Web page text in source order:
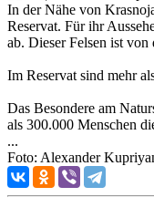
In der Nähe von
Reservat. Für ihr
ab. Dieser Felsen ist
Im Reservat sind mehr
Das Besondere am
als 300.000 Menschen
...
Foto: Alexander